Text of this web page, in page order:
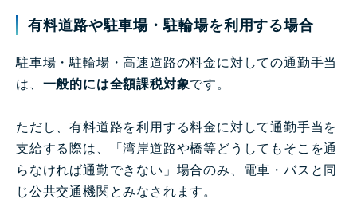
有料道路や駐車場・駐輪場を利用する場合
駐車場・駐輪場・高速道路の料金に対しての通勤手当
は、 一般的には全額課税対象です。
ただし、有料道路を利用する料金に対して通勤手当を
支給する際は、「湾岸道路や橋等どうしてもそこを通
らなければ通勤できない」場合のみ、電車・バスと同
じ公共交通機関とみなされます。